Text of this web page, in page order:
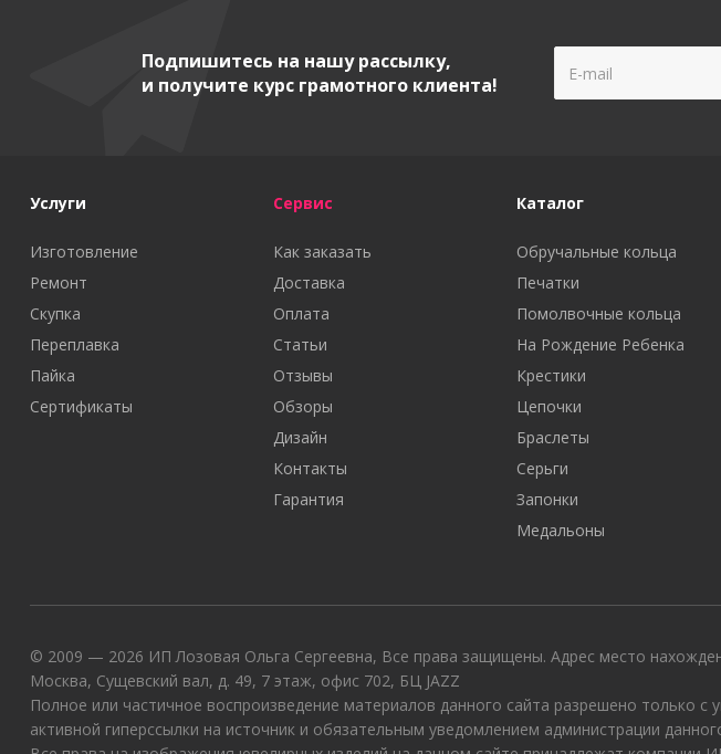
Подпишитесь на нашу рассылку,
и получите курс грамотного клиента!
Услуги
Изготовление
Ремонт
Скупка
Переплавка
Пайка
Сертификаты
Сервис
Как заказать
Доставка
Оплата
Статьи
Отзывы
Обзоры
Дизайн
Контакты
Гарантия
Каталог
Обручальные кольца
Печатки
Помолвочные кольца
На Рождение Ребенка
Крестики
Цепочки
Браслеты
Серьги
Запонки
Медальоны
© 2009 — 2026 ИП Лозовая Ольга Сергеевна, Все права защищены. Адрес место
Москва, Сущевский вал, д. 49, 7 этаж, офис 702, БЦ JAZZ
Полное или частичное воспроизведение материалов данного сайта разрешено только с
активной гиперссылки на источник и обязательным уведомлением администрации